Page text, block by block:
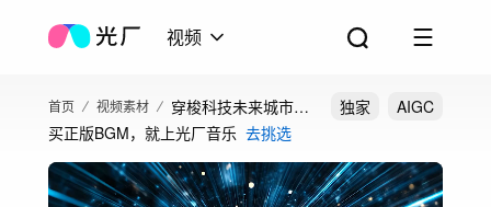
视频
首页 视频素材
穿梭科技未来城市科
技线条穿梭光线
独家
AIGC
买正版BGM，就上光厂音乐 去挑选